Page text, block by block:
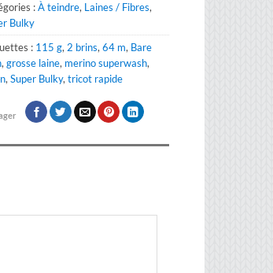
:À teindre, Laines / Fibres,
Bulky
: 115 g,2 brins,64 m, Bare
,grosse laine, merino superwash,
,Super Bulky,tricot rapide